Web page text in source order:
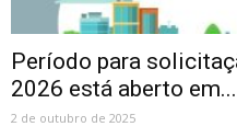
Período para
2026 está aberto em...
2 de outubro de 2025